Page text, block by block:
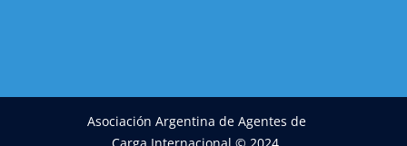
Asociación Argentina de Agentes de